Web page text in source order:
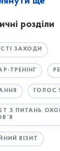
розділи
ЗАХОДИ
ТРЕНІНГ
ГОЛОС
З ПИТАНЬ
ВІЗИТ